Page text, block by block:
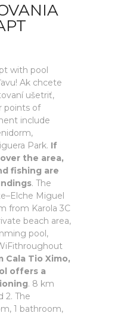
with pool
Ak chcete
ušetriť,
points of
include
Park. If
the area,
fishing are
. The
Miguel
from Karola 3C
beach area,
pool,
Cala Tio Ximo,
offers a
. 8 km
2. The
1 bathroom,